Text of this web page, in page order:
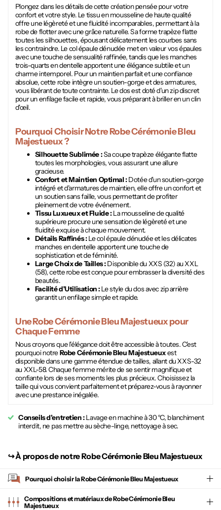
Plongez dans les détails de cette création pensée pour votre
confort et votre style. Le tissu en mousseline de haute qualité
offre une légèreté et une fluidité incomparables, permettant à la
robe de flotter avec une grâce naturelle. Sa forme trapèze flatte
toutes les silhouettes, épousant délicatement les courbes sans
les contraindre. Le col épaule dénudée met en valeur vos épaules
avec une touche de sensualité raffinée, tandis que les manches
trois-quarts en dentelle apportent une élégance subtile et un
charme intemporel. Pour un maintien parfait et une confiance
absolue, cette robe intègre un soutien-gorge et des armatures,
vous libérant de toute contrainte. Le dos est doté d'un zip discret
pour un enfilage facile et rapide, vous préparant à briller en un clin
d'œil.
Pourquoi Choisir NotreRobe Cérémonie Bleu
Majestueux?
Silhouette Sublimée :Sa coupe trapèze élégante flatte
toutes les morphologies, vous assurant une allure
gracieuse.
Confort et Maintien Optimal :Dotée d'un soutien-gorge
intégré et d'armatures de maintien, elle offre un confort et
un soutien sans faille, vous permettant de profiter
pleinement de votre événement.
Tissu Luxueux et Fluide :La mousseline de qualité
supérieure procure une sensation de légèreté et une
fluidité exquise à chaque mouvement.
Détails Raffinés :Le col épaule dénudée et les délicates
manches en dentelle apportent une touche de
sophistication et de féminité.
Large Choix de Tailles :Disponible du XXS (32) au XXL
(58), cette robe est conçue pour embrasser la diversité des
beautés.
Facilité d'Utilisation :Le style du dos avec zip arrière
garantit un enfilage simple et rapide.
UneRobe Cérémonie Bleu Majestueuxpour
Chaque Femme
Nous croyons que l'élégance doit être accessible à toutes. C'est
pourquoi notreRobe Cérémonie Bleu Majestueuxest
disponible dans une gamme étendue de tailles, allant du XXS-32
au XXL-58. Chaque femme mérite de se sentir magnifique et
confiante lors de ses moments les plus précieux. Choisissez la
taille qui vous convient parfaitement et préparez-vous à rayonner
avec une prestance inégalée.
Conseils d'entretien :Lavage en machine à 30 °C, blanchiment
interdit, ne pas mettre au sèche-linge, nettoyage à sec.
↪︎À propos de notre Robe Cérémonie Bleu Majestueux
Pourquoi choisir laRobe Cérémonie Bleu Majestueux
Compositions et matériaux de Robe Cérémonie Bleu
Majestueux